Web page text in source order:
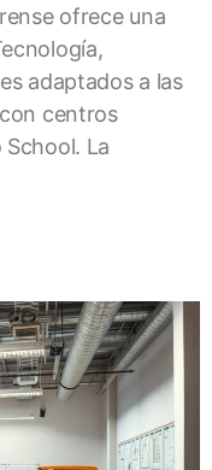
ofrece una
adaptados a las
centros
La